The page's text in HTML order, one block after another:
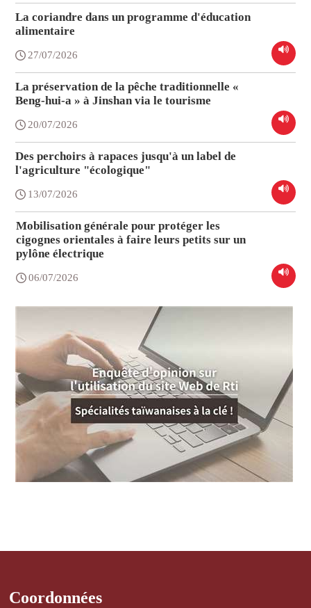
La coriandre dans un programme d'éducation
alimentaire
27/07/2026
La préservation de la pêche traditionnelle «
Beng-hui-a » à Jinshan via le tourisme
20/07/2026
Des perchoirs à rapaces jusqu'à un label de
l'agriculture "écologique"
13/07/2026
Mobilisation générale pour protéger les
cigognes orientales à faire leurs petits sur un
pylône électrique
06/07/2026
Coordonnées